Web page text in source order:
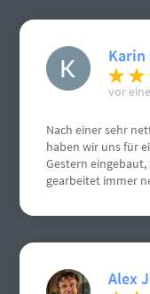
Karin
vor
Nach einer sehr
haben wir uns für
Gestern
gearbeitet immer
Geschäfte. Grüße
Alex